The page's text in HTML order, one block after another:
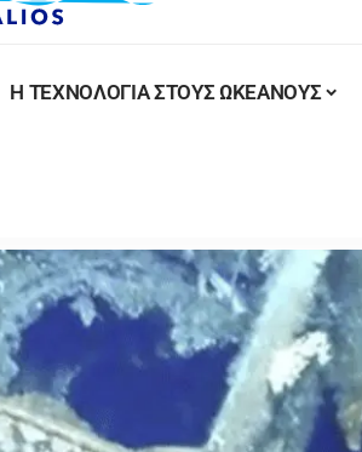
Η ΤΕΧΝΟΛΟΓΙΑ ΣΤΟΥΣ ΩΚΕΑΝΟΥΣ